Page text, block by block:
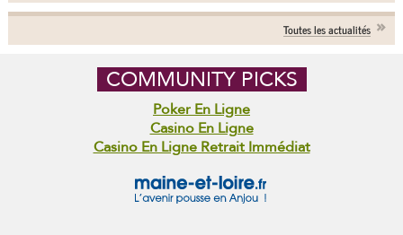
Toutes les actualités
COMMUNITY PICKS
Poker En Ligne
Casino En Ligne
Casino En Ligne Retrait Immédiat